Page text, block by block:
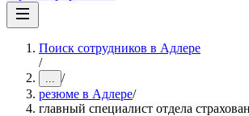
Поиск сотрудников в Адлере
/
... /
резюме в Адлере/
главный специалист отдела